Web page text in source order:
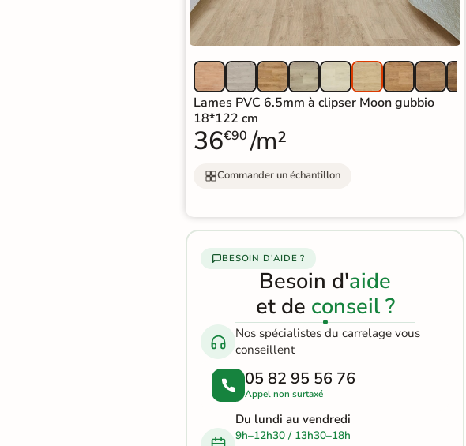
Livraison rapide et soignée
Lames PVC 6.5mm à clipser Moon gubbio
18*122 cm
36€90 /m²
Commander un échantillon
BESOIN D'AIDE ?
Besoin d'aide
et de conseil ?
Nos spécialistes du carrelage vous
conseillent
05 82 95 56 76
Appel non surtaxé
Du lundi au vendredi
9h–12h30 / 13h30–18h